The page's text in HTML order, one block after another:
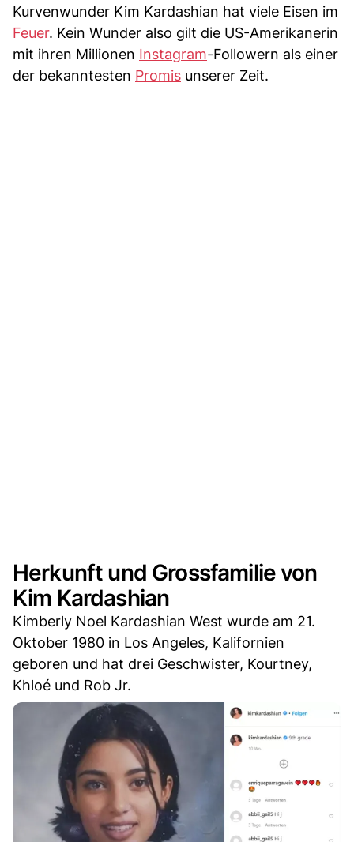
Kurvenwunder Kim Kardashian hat viele Eisen im
Feuer. Kein Wunder also gilt die US-Amerikanerin
mit ihren Millionen Instagram-Followern als einer
der bekanntesten Promis unserer Zeit.
Herkunft und Grossfamilie von
Kim Kardashian
Kimberly Noel Kardashian West wurde am 21.
Oktober 1980 in Los Angeles, Kalifornien
geboren und hat drei Geschwister, Kourtney,
Khloé und Rob Jr.